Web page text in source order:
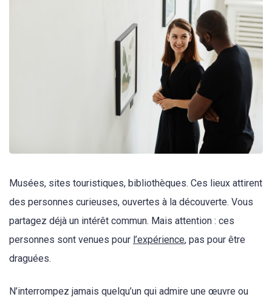
Musées, sites touristiques, bibliothèques. Ces lieux attirent
des personnes curieuses, ouvertes à la découverte. Vous
partagez déjà un intérêt commun. Mais attention : ces
personnes sont venues pour l’expérience, pas pour être
draguées.
N’interrompez jamais quelqu’un qui admire une œuvre ou